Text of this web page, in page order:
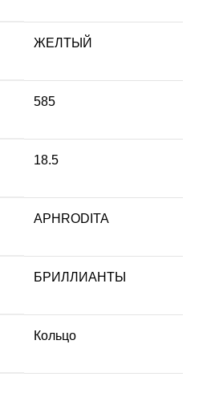
ЖЕЛТЫЙ
585
18.5
APHRODITA
БРИЛЛИАНТЫ
Кольцо